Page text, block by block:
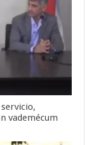
vademécum